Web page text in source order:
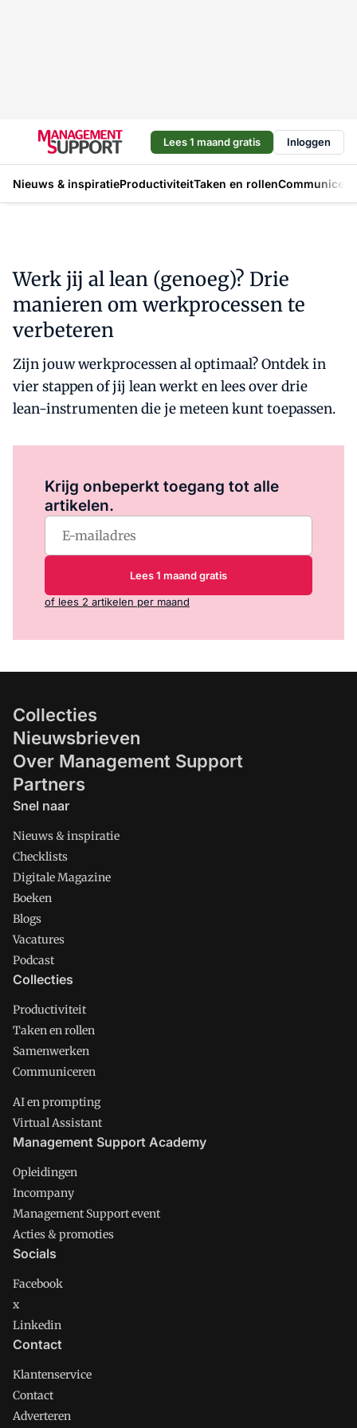
Lees 1 maand gratis Inloggen
Nieuws & inspiratieProductiviteitTaken en rollen
Werk jij al lean (genoeg)? Drie
manieren om werkprocessen te
verbeteren
Zijn jouw werkprocessen al optimaal? Ontdek in
vier stappen of jij lean werkt en lees over drie
lean-instrumenten die je meteen kunt toepassen.
Krijg onbeperkt toegang tot alle
artikelen.
Lees 1 maand gratis
of lees 2 artikelen per maand
Collecties
Nieuwsbrieven
Over Management Support
Partners
Snel naar
Nieuws & inspiratie
Checklists
Digitale Magazine
Boeken
Blogs
Vacatures
Podcast
Collecties
Productiviteit
Taken en rollen
Samenwerken
Communiceren
AI en prompting
Virtual Assistant
Management Support Academy
Opleidingen
Incompany
Management Support event
Acties & promoties
Socials
Facebook
x
Linkedin
Contact
Klantenservice
Contact
Adverteren